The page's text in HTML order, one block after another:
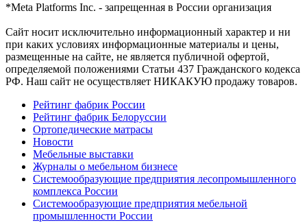
*Meta Platforms Inc. - запрещенная в России организация
Cайт носит исключительно информационный характер и ни
при каких условиях информационные материалы и цены,
размещенные на сайте, не является публичной офертой,
определяемой положениями Статьи 437 Гражданского кодекса
РФ. Наш сайт не осуществляет НИКАКУЮ продажу товаров.
Рейтинг фабрик России
Рейтинг фабрик Белоруссии
Ортопедические матрасы
Новости
Мебельные выставки
Журналы о мебельном бизнесе
Системообразующие предприятия лесопромышленного
комплекса России
Системообразующие предприятия мебельной
промышленности России